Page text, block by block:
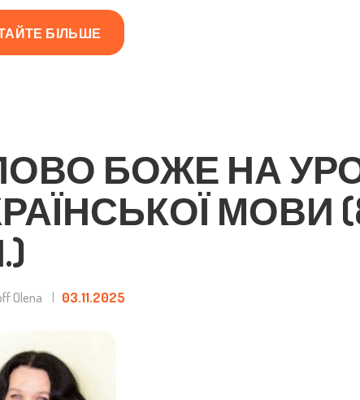
БІЛЬШЕ
БОЖЕ НА
МОВИ
Olena 03.11.2025